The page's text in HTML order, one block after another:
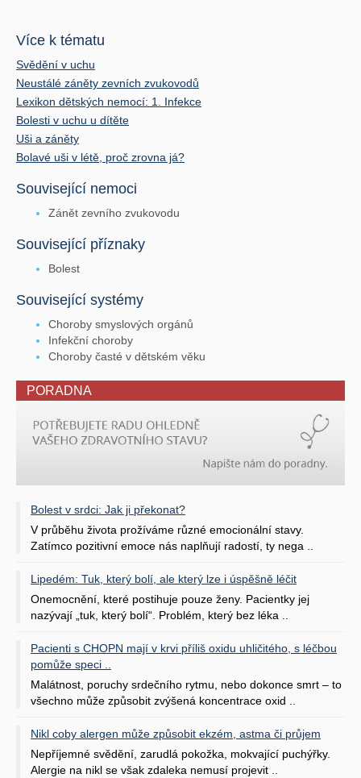
Více k tématu
Svědění v uchu
Neustálé záněty zevních zvukovodů
Lexikon dětských nemocí: 1. Infekce
Bolesti v uchu u dítěte
Uši a záněty
Bolavé uši v létě, proč zrovna já?
Související nemoci
Zánět zevního zvukovodu
Související příznaky
Bolest
Související systémy
Choroby smyslových orgánů
Infekční choroby
Choroby časté v dětském věku
PORADNA
Bolest v srdci: Jak ji překonat?
V průběhu života prožíváme různé emocionální stavy.
Zatímco pozitivní emoce nás naplňují radostí, ty nega ..
Lipedém: Tuk, který bolí, ale který lze i úspěšně léčit
Onemocnění, které postihuje pouze ženy. Pacientky jej
nazývají „tuk, který bolí“. Problém, který bez léka ..
Pacienti s CHOPN mají v krvi příliš oxidu uhličitého, s léčbou
pomůže speci ..
Malátnost, poruchy srdečního rytmu, nebo dokonce smrt – to
všechno může způsobit zvýšená koncentrace oxid ..
Nikl coby alergen může způsobit ekzém, astma či průjem
Nepříjemné svědění, zarudlá pokožka, mokvající puchýřky.
Alergie na nikl se však zdaleka nemusí projevit ..